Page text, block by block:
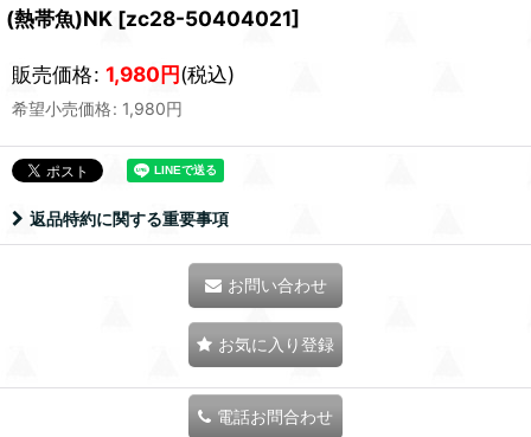
(熱帯魚)NK [zc28-50404021]
販売価格: 1,980円(税込)
希望小売価格: 1,980円
返品特約に関する重要事項
お問い合わせ
お気に入り登録
電話お問合わせ